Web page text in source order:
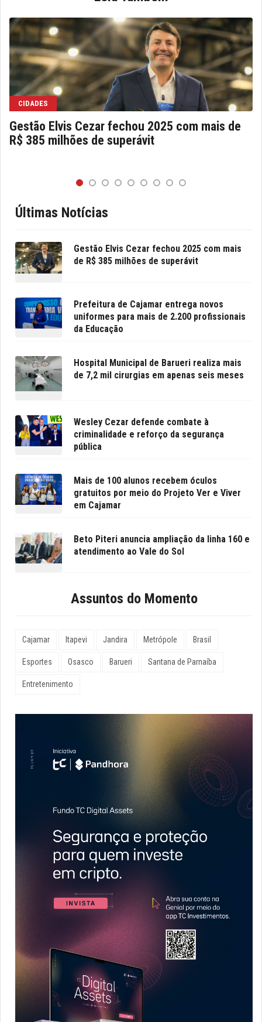
CIDADES
Gestão Elvis Cezar fechou 2025 com mais de
R$ 385 milhões de superávit
Últimas Notícias
Gestão Elvis Cezar fechou 2025 com mais
de R$ 385 milhões de superávit
Prefeitura de Cajamar entrega novos
uniformes para mais de 2.200 profissionais
da Educação
Hospital Municipal de Barueri realiza mais
de 7,2 mil cirurgias em apenas seis meses
Wesley Cezar defende combate à
criminalidade e reforço da segurança
pública
Mais de 100 alunos recebem óculos
gratuitos por meio do Projeto Ver e Viver
em Cajamar
Beto Piteri anuncia ampliação da linha 160 e
atendimento ao Vale do Sol
Assuntos do Momento
Cajamar Itapevi Jandira Metrópole Brasil
Esportes Osasco Barueri Santana de Parnaíba
Entretenimento